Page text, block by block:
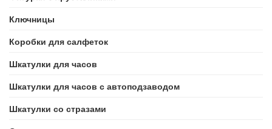
Ключницы
Коробки для салфеток
Шкатулки для часов
Шкатулки для часов с автоподзаводом
Шкатулки со стразами